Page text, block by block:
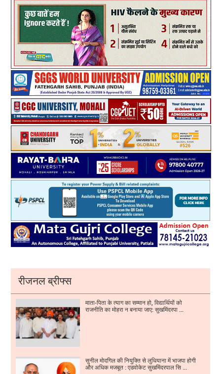
रीजनल ब्रीफ्स
माता-पिता के त्याग का सम्मान हो, विद्यार्थियों को
राजनीति का मोहरा न बनाया जाए: सुखमिंदरपा ...
सुनील मोदगिल की नियुक्ति से लुधियाना में भाजपा होगी
और अधिक मजबूत : एडवोकेट सुखमिंदरपाल सि ...